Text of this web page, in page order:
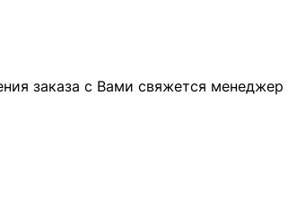
заказа с Вами свяжется менеджер